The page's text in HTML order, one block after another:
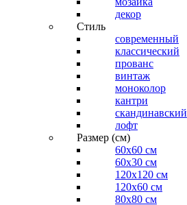
декор
Стиль
современный
классический
прованс
винтаж
моноколор
кантри
скандинавский
лофт
Размер (см)
60х60 см
60x30 см
120x120 см
120x60 см
80x80 см